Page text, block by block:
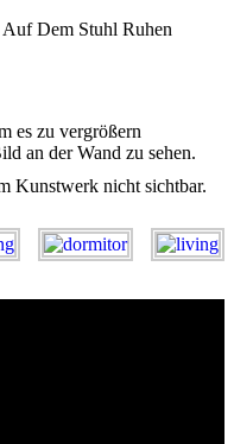
Auf Dem Stuhl Ruhen
es zu vergrößern
an der Wand zu sehen.
Kunstwerk nicht sichtbar.